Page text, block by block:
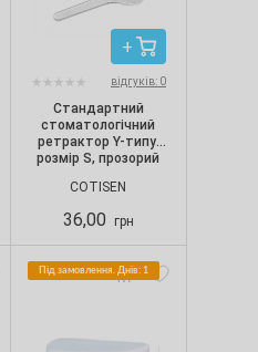
відгуків: 0
Стандартний
стоматологічний
ретрактор Y-типу,
розмір S, прозорий
COTISEN
36,00 грн
Під замовлення. Днів: 1